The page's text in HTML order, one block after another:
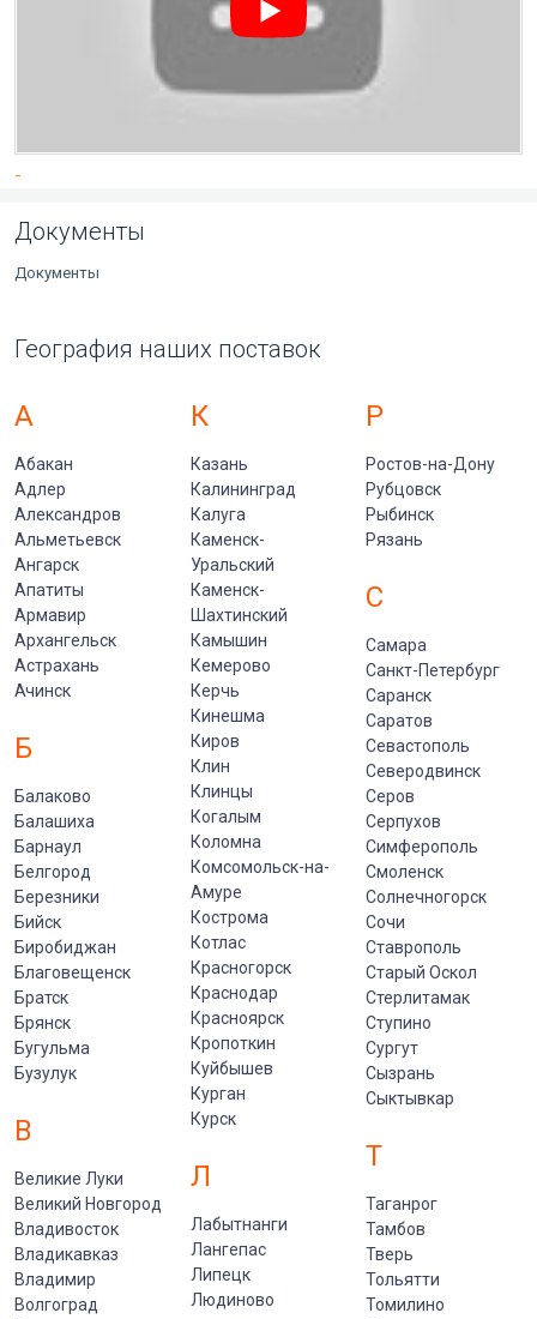
-
Документы
Документы
География наших поставок
А
Абакан
Адлер
Александров
Альметьевск
Ангарск
Апатиты
Армавир
Архангельск
Астрахань
Ачинск
Б
Балаково
Балашиха
Барнаул
Белгород
Березники
Бийск
Биробиджан
Благовещенск
Братск
Брянск
Бугульма
Бузулук
В
Великие Луки
Великий Новгород
Владивосток
Владикавказ
Владимир
Волгоград
К
Казань
Калининград
Калуга
Каменск-
Уральский
Каменск-
Шахтинский
Камышин
Кемерово
Керчь
Кинешма
Киров
Клин
Клинцы
Когалым
Коломна
Комсомольск-на-
Амуре
Кострома
Котлас
Красногорск
Краснодар
Красноярск
Кропоткин
Куйбышев
Курган
Курск
Л
Лабытнанги
Лангепас
Липецк
Людиново
Р
Ростов-на-Дону
Рубцовск
Рыбинск
Рязань
С
Самара
Санкт-Петербург
Саранск
Саратов
Севастополь
Северодвинск
Серов
Серпухов
Симферополь
Смоленск
Солнечногорск
Сочи
Ставрополь
Старый Оскол
Стерлитамак
Ступино
Сургут
Сызрань
Сыктывкар
Т
Таганрог
Тамбов
Тверь
Тольятти
Томилино